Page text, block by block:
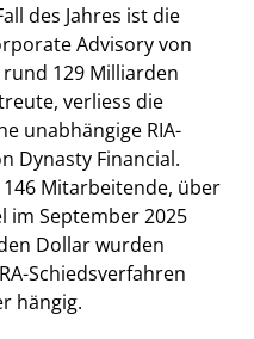
des Jahres ist die
Advisory von
rund 129 Milliarden
verliess die
unabhängige RIA-
Dynasty Financial.
Mitarbeitende, über
im September 2025
Dollar wurden
Schiedsverfahren
hängig.